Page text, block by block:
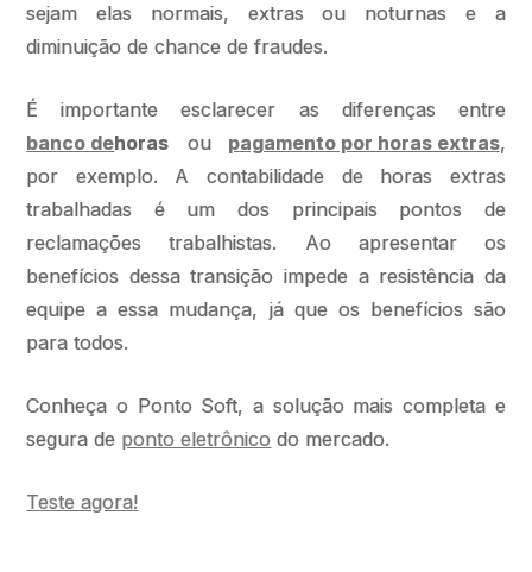
sejam elas normais, extras ou noturnas e a
diminuição de chance de fraudes.
É importante esclarecer as diferenças entre
banco dehoras ou pagamento por horas extras,
por exemplo. A contabilidade de horas extras
trabalhadas é um dos principais pontos de
reclamações trabalhistas. Ao apresentar os
benefícios dessa transição impede a resistência da
equipe a essa mudança, já que os benefícios são
para todos.
Conheça o Ponto Soft, a solução mais completa e
segura de ponto eletrônico do mercado.
Teste agora!